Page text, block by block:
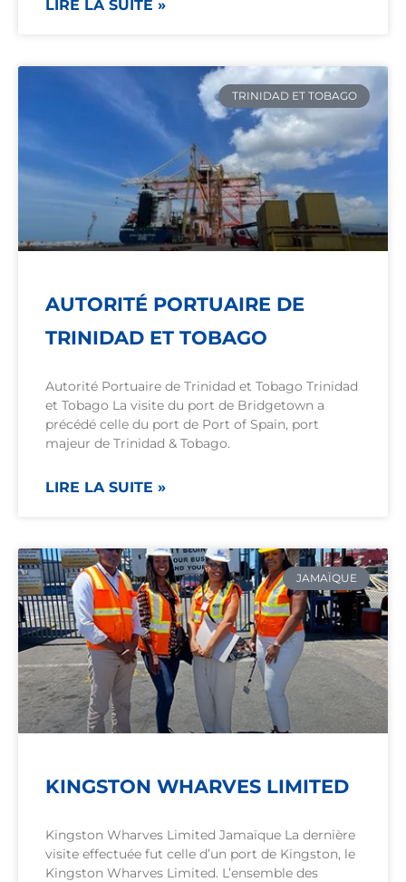
LIRE LA SUITE »
TRINIDAD ET TOBAGO
AUTORITÉ PORTUAIRE DE
TRINIDAD ET TOBAGO
Autorité Portuaire de Trinidad et Tobago Trinidad
et Tobago La visite du port de Bridgetown a
précédé celle du port de Port of Spain, port
majeur de Trinidad & Tobago.
LIRE LA SUITE »
JAMAÏQUE
KINGSTON WHARVES LIMITED
Kingston Wharves Limited Jamaïque La dernière
visite effectuée fut celle d’un port de Kingston, le
Kingston Wharves Limited. L’ensemble des